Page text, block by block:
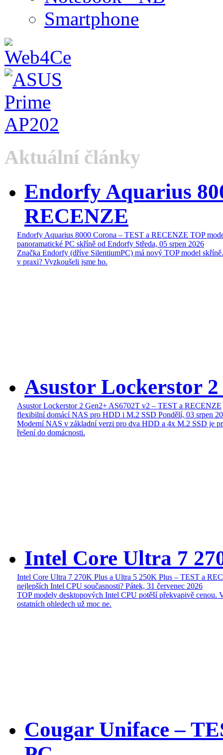
Smartphone
Aktuální články
Endorfy Aquarius
RECENZE
Endorfy Aquarius 8000 Corona – TEST a RECENZE TOP
panoramatické PC skříně od Endorfy Středa, 05 srpen 2026
Značka Endorfy (dříve SilentiumPC) má nový TOP model
v praxi? Vyzkoušeli jsme ho.
Asustor Lockerstor
Asustor Lockerstor 2 Gen2+ AS6702T v2 – TEST a RECENZE
flexibilní domácí NAS pro HDD i M.2 SSD Pondělí, 03 srpen
Moderní NAS v základní verzi pro dva HDD a 4x M.2 SSD je
řešení do domácnosti.
Intel Core Ultra 7
Intel Core Ultra 7 270K Plus a Ultra 5 250K Plus – TEST a
nejlepších Intel CPU současnosti? Pátek, 31 červenec 2026
TOP modely desktopových Intel CPU potěší překvapivě cenou.
ostatních ohledech už moc ne.
Cougar Uniface –